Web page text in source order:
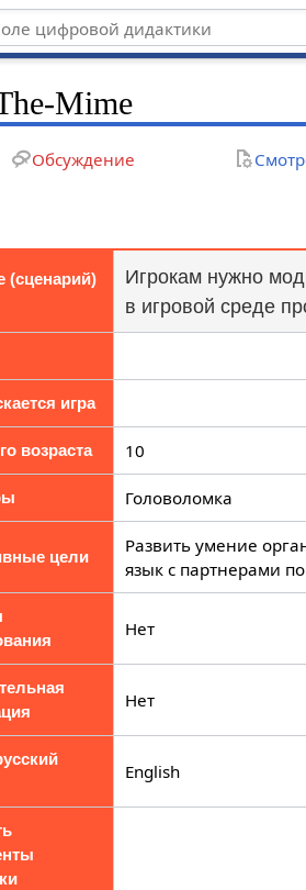
Mime
Обсуждение
(сценарий)
Игрокам нужно
в игровой среде
игра
возраста 10
Головоломка
цели
Развить умение
язык с партнерами
Нет
Нет
English